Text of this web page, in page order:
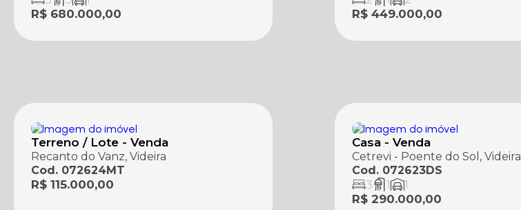
R$ 680.000,00
R$ 449.000,00
Terreno / Lote - Venda
Recanto do Vanz, Videira
Cod. 072624MT
R$ 115.000,00
Casa - Venda
Cetrevi - Poente do Sol, Videira
Cod. 072623DS
3 1
1
R$ 290.000,00